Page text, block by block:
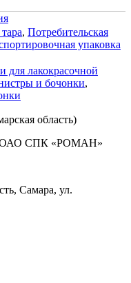
, Потребительская
упаковка
для лакокрасочной
и бочонки,
область)
СПК «РОМАН»
Самара, ул.